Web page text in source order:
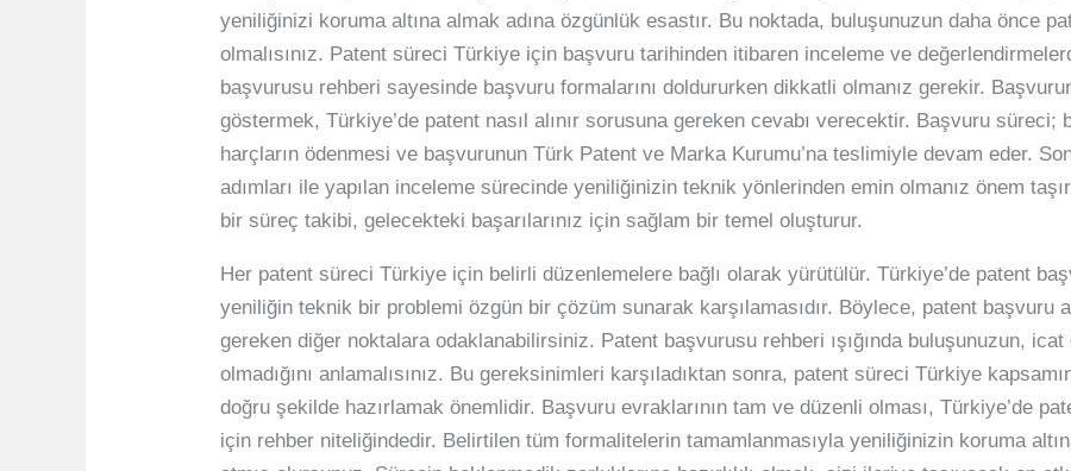
yeniliğinizi koruma altına almak adına özgünlük esastır. Bu noktada, buluşunuzun daha önce
olmalısınız. Patent süreci Türkiye için başvuru tarihinden itibaren inceleme ve
başvurusu rehberi sayesinde başvuru formalarını doldururken dikkatli olmanız gerekir.
göstermek, Türkiye’de patent nasıl alınır sorusuna gereken cevabı verecektir. Başvuru süreci;
harçların ödenmesi ve başvurunun Türk Patent ve Marka Kurumu’na teslimiyle devam eder.
adımları ile yapılan inceleme sürecinde yeniliğinizin teknik yönlerinden emin olmanız önem
bir süreç takibi, gelecekteki başarılarınız için sağlam bir temel oluşturur.
Her patent süreci Türkiye için belirli düzenlemelere bağlı olarak yürütülür. Türkiye’de patent
yeniliğin teknik bir problemi özgün bir çözüm sunarak karşılamasıdır. Böylece, patent başvuru
gereken diğer noktalara odaklanabilirsiniz. Patent başvurusu rehberi ışığında buluşunuzun,
olmadığını anlamalısınız. Bu gereksinimleri karşıladıktan sonra, patent süreci Türkiye
doğru şekilde hazırlamak önemlidir. Başvuru evraklarının tam ve düzenli olması, Türkiye’de
için rehber niteliğindedir. Belirtilen tüm formalitelerin tamamlanmasıyla yeniliğinizin koruma